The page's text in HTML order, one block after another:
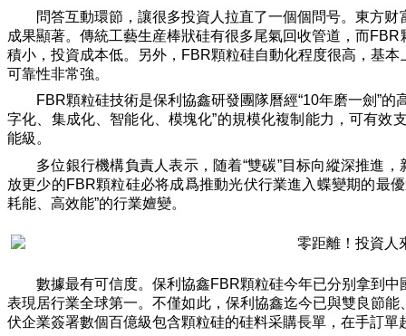
問答互動環節，讓很多投資人拉直了一個個問号。東方
成果顯著。傳統工藝生産棒狀硅有很多尾氣回收管道，而
積小，投資成本低。另外，FBR顆粒硅自動化程度很高，基
可靠性非常強。
FBR顆粒硅技術是保利協鑫研發團隊曆經“10年磨一劍”
字化、集成化、智能化、模塊化”的規模化複制能力，可有
能級。
多位銀行機構負責人表示，随着“雙碳”目标向縱深推進
放更少的FBR顆粒硅必将成爲推動光伏行業進入蝶變期的最
耗能、高效能”的行業嬗變。
數據最有可信度。保利協鑫FBR顆粒硅今年已分别拿到
表現居行業全球第一。不僅如此，保利協鑫迄今已與雙良節
伏企業簽署數個百億級包含顆粒硅的硅料采購長單，在手訂單